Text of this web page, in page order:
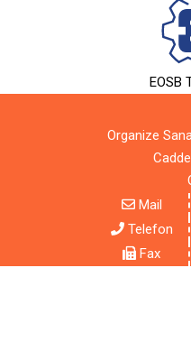
EOSB
Organize
Mail
Telefon
Fax